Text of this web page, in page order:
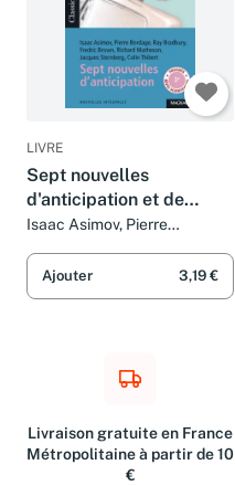
LIVRE
Sept nouvelles
d'anticipation et de
science-fiction -
Contemporains
Isaac Asimov, Pierre
Fredric Brown, Richard
Matheson, Jacques
Ajouter 3,19 €
Livraison gratuite en France
Métropolitaine à partir de 10
€